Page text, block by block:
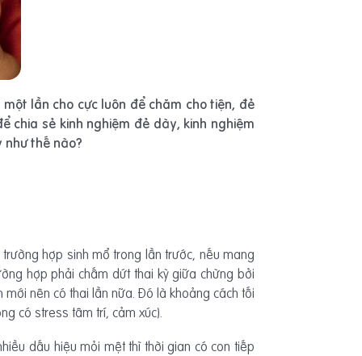
lần cho cực luôn để chăm cho tiện, đẻ
chia sẻ kinh nghiệm đẻ dày, kinh nghiệm
như thế nào?
hợp sinh mổ trong lần trước, nếu mang
hợp phải chấm dứt thai kỳ giữa chừng bởi
nên có thai lần nữa. Đó là khoảng cách tối
có stress tâm trí, cảm xúc).
dấu hiệu mỏi mệt thì thời gian có con tiếp